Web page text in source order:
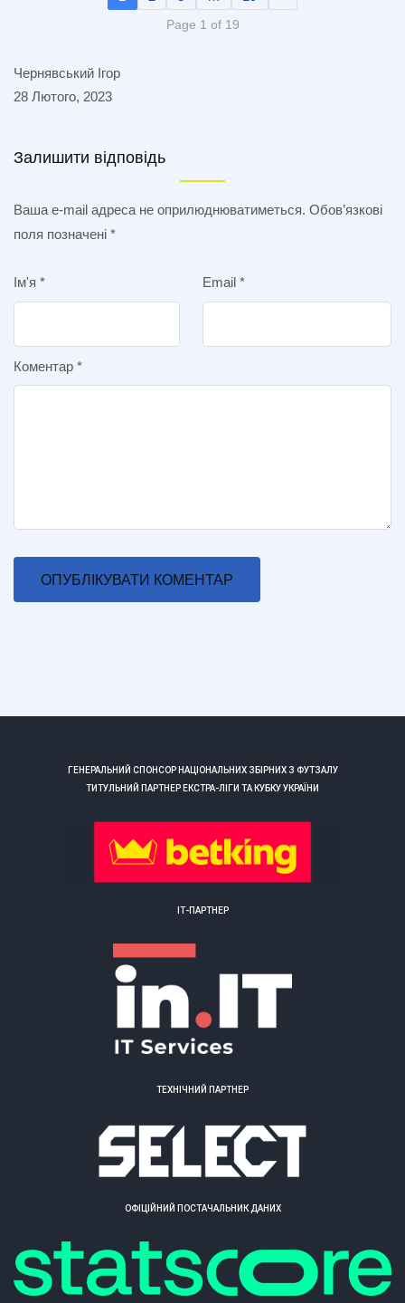
Page 1 of 19
Чернявський Ігор
28 Лютого, 2023
Залишити відповідь
Ваша e-mail адреса не оприлюднюватиметься. Обов’язкові
поля позначені *
Ім'я * Email *
Коментар *
ГЕНЕРАЛЬНИЙ СПОНСОР НАЦІОНАЛЬНИХ ЗБІРНИХ З ФУТЗАЛУ
ТИТУЛЬНИЙ ПАРТНЕР ЕКСТРА-ЛІГИ ТА КУБКУ УКРАЇНИ
ІТ-ПАРТНЕР
ТЕХНІЧНИЙ ПАРТНЕР
ОФІЦІЙНИЙ ПОСТАЧАЛЬНИК ДАНИХ